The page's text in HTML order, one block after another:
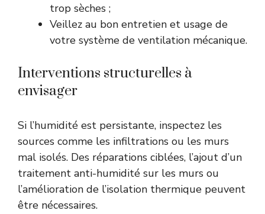
trop sèches ;
Veillez au bon entretien et usage de
votre système de ventilation mécanique.
Interventions structurelles à
envisager
Si l’humidité est persistante, inspectez les
sources comme les infiltrations ou les murs
mal isolés. Des réparations ciblées, l’ajout d’un
traitement anti-humidité sur les murs ou
l’amélioration de l’isolation thermique peuvent
être nécessaires.